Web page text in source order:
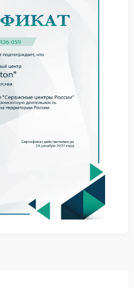
оценки состояния
температурным
внимание
передачи сигналов
точность срабатывания
защиты стоит
для уменьшения
поверхности
отключать защиту или
специалистам